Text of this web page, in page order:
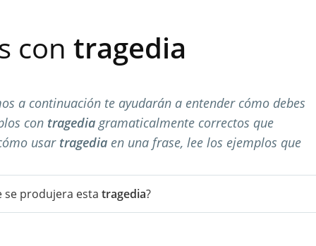
con tragedia
a continuación te ayudarán a entender cómo debes
con tragediagramaticalmente correctos que
usar tragedia en una frase, lee los ejemplos que
se produjera esta tragedia?